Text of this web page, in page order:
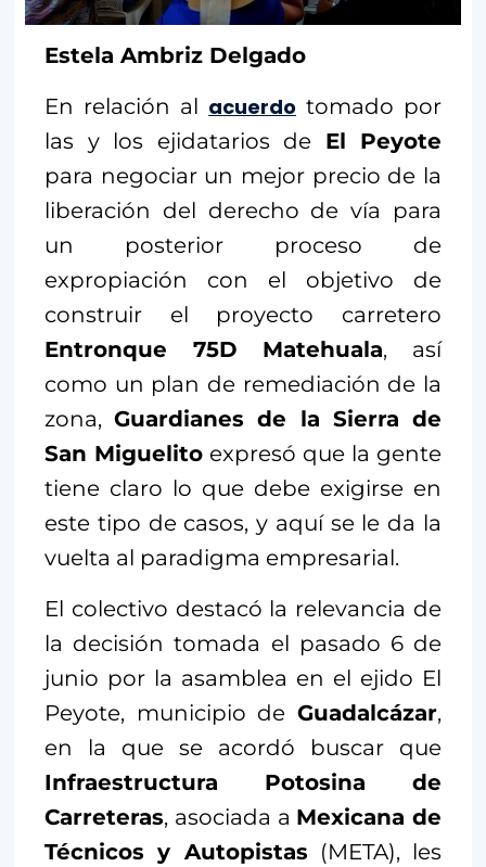
Estela Ambriz Delgado
En relación al acuerdo tomado por
las y los ejidatarios de El Peyote
para negociar un mejor precio de la
liberación del derecho de vía para
un posterior proceso de
expropiación con el objetivo de
construir el proyecto carretero
Entronque 75D Matehuala, así
como un plan de remediación de la
zona,Guardianes de la Sierra de
San Miguelito expresó que la gente
tiene claro lo que debe exigirse en
este tipo de casos, y aquí se le da la
vuelta al paradigma empresarial.
El colectivo destacó la relevancia de
la decisión tomada el pasado 6 de
junio por la asamblea en el ejido El
Peyote, municipio de Guadalcázar,
en la que se acordó buscar que
Infraestructura Potosina de
Carreteras, asociada a Mexicana de
Técnicos y Autopistas (META), les